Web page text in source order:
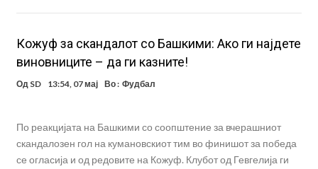
Кожуф за скандалот со Башкими: Ако ги најдете
виновниците – да ги казните!
Од SD 13:54, 07 мај Во : Фудбал
По реакцијата на Башкими со соопштение за вчерашниот
скандалозен гол на кумановскиот тим во финишот за победа
се огласија и од редовите на Кожуф. Клубот од Гевгелија ги